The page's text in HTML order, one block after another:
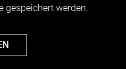
gespeichert werden.